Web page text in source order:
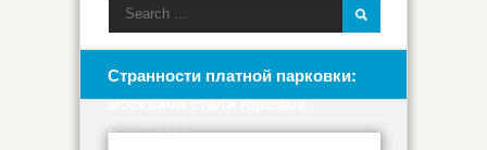
Странности платной парковки:
москвичи стали героями
анекдотов